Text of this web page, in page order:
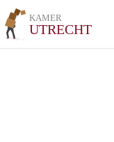
KAMER
UTRECHT